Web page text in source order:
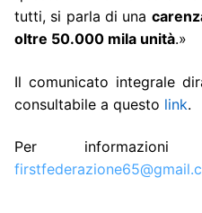
tutti, si parla di una
oltre 50.000 mila unità.»
Il comunicato integrale
consultabile a questo link.
Per informazioni